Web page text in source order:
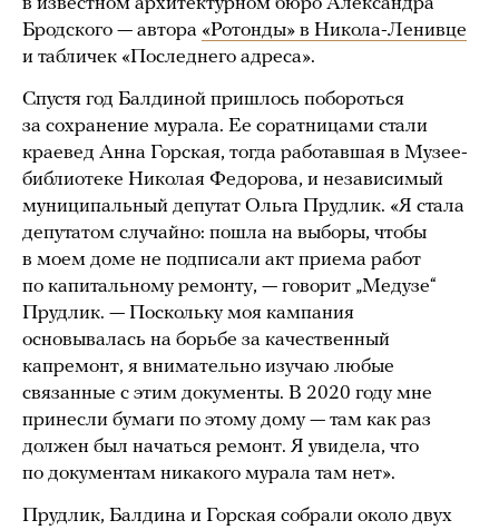
Бродского — автора «Ротонды» в Никола-Ленивце
и табличек «Последнего адреса».
Спустя год Балдиной пришлось побороться
за сохранение мурала. Ее соратницами стали
краевед Анна Горская, тогда работавшая в Музее-
библиотеке Николая Федорова, и независимый
муниципальный депутат Ольга Прудлик. «Я стала
депутатом случайно: пошла на выборы, чтобы
в моем доме не подписали акт приема работ
по капитальному ремонту, — говорит „Медузе“
Прудлик. — Поскольку моя кампания
основывалась на борьбе за качественный
капремонт, я внимательно изучаю любые
связанные с этим документы. В 2020 году мне
принесли бумаги по этому дому — там как раз
должен был начаться ремонт. Я увидела, что
по документам никакого мурала там нет».
Прудлик, Балдина и Горская собрали около двух